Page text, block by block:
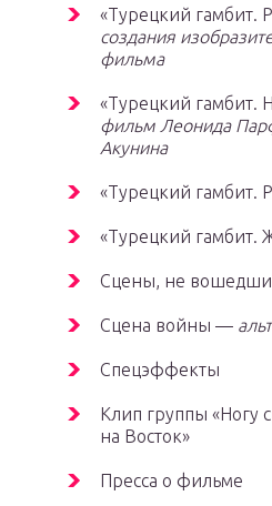
«Турецкий гамбит.
создания
фильма
«Турецкий гамбит.
фильм Леонида
Акунина
«Турецкий гамбит.
«Турецкий гамбит.
Сцены, не
Сцена войны —
Спецэффекты
Клип группы «Ногу
на Восток»
Пресса о фильме